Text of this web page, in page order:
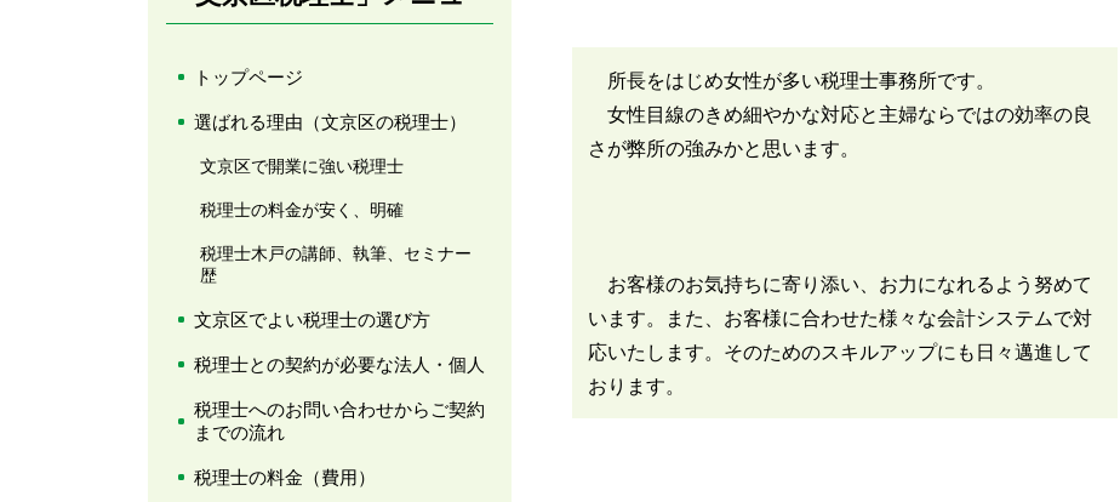
所長をはじめ女性が多い税理士事務所です。
女性目線のきめ細やかな対応と主婦ならではの効率の良
さが弊所の強みかと思います。
お客様のお気持ちに寄り添い、お力になれるよう努めて
います。また、お客様に合わせた様々な会計システムで対
応いたします。そのためのスキルアップにも日々邁進して
おります。
トップページ
選ばれる理由（文京区の税理士）
文京区で開業に強い税理士
税理士の料金が安く、明確
税理士木戸の講師、執筆、セミナー
歴
文京区でよい税理士の選び方
税理士との契約が必要な法人・個人
税理士へのお問い合わせからご契約
までの流れ
税理士の料金（費用）